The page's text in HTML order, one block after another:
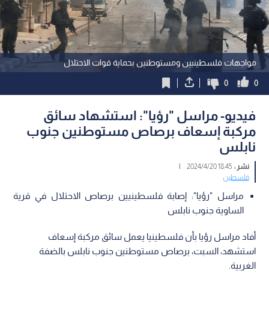
مواجهات فلسطينيين ومستوطنين بحماية قوات الاحتلال
0
0
فيديو- مراسل "رؤيا": استشهاد سائق
مركبة إسعاف برصاص مستوطنين جنوب
نابلس
نشر :18:45 2024/4/20
|
فلسطين
مراسل "رؤيا": إصابة فلسطينيين برصاص الاحتلال في قرية
الساوية جنوب نابلس
أفاد مراسل رؤيا بأن فلسطينيا يعمل سائق مركبة إسعاف
استشهد، السبت، برصاص مستوطنين جنوب نابلس بالضفة
الغربية.